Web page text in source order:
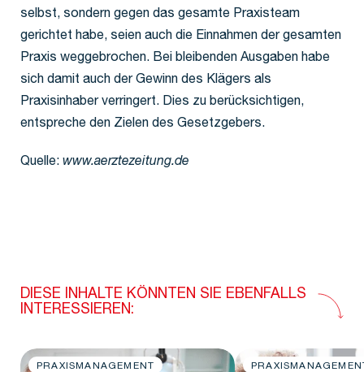
selbst, sondern gegen das gesamte Praxisteam
gerichtet habe, seien auch die Einnahmen der gesamten
Praxis weggebrochen. Bei bleibenden Ausgaben habe
sich damit auch der Gewinn des Klägers als
Praxisinhaber verringert. Dies zu berücksichtigen,
entspreche den Zielen des Gesetzgebers.
Quelle: www.aerztezeitung.de
DIESE INHALTE KÖNNTEN SIE EBENFALLS
INTERESSIEREN:
PRAXISMANAGEMENT